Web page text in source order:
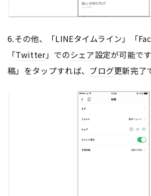
6.その他、「LINEタイムライン」「
「Twitter」でのシェア設定が可能で
稿」をタップすれば、 ブログ更新完了